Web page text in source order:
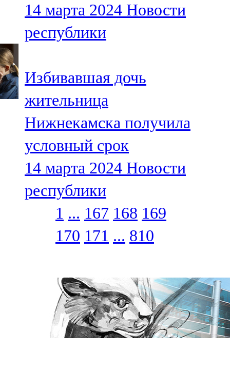
14 марта 2024 Новости
республики
Избивавшая дочь
жительница
Нижнекамска получила
условный срок
14 марта 2024 Новости
республики
1 ... 167 168 169
170 171 ... 810